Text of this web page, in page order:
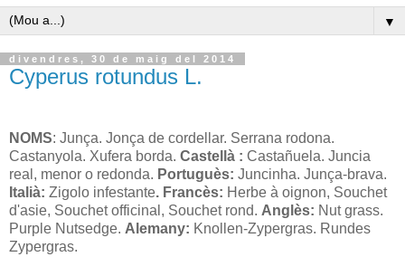
▼
divendres, 30 de maig del 2014
Cyperus rotundus L.
NOMS: Junça. Jonça de cordellar. Serrana rodona.
Castanyola. Xufera borda. Castellà : Castañuela. Juncia
real, menor o redonda. Portuguès: Juncinha. Junça-brava.
Italià: Zigolo infestante. Francès: Herbe à oignon, Souchet
d'asie, Souchet officinal, Souchet rond. Anglès: Nut grass.
Purple Nutsedge. Alemany: Knollen-Zypergras. Rundes
Zypergras.